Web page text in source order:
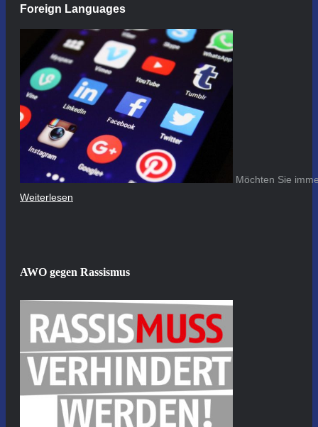
Foreign Languages
Möchten Sie
Weiterlesen
AWO gegen Rassismus